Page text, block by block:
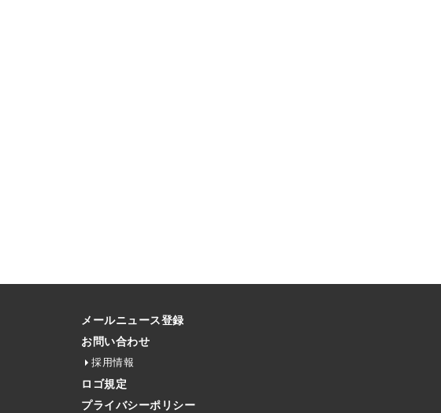
メールニュース登録
お問い合わせ
採用情報
ロゴ規定
プライバシーポリシー